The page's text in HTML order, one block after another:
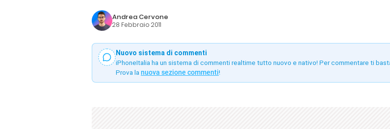
Andrea Cervone
28 Febbraio 2011
Nuovo sistema di commenti
iPhoneItalia ha un sistema di commenti realtime tutto nuovo e nativo! Per commentare ti
Prova la nuova sezione commenti!